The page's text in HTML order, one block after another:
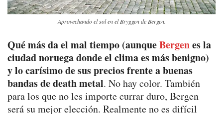
Aprovechando el sol en el Bryggen de Bergen.
Qué más da el mal tiempo (aunqueBergenes la
ciudad noruega donde el clima es más benigno)
y lo carísimo de sus precios frente a buenas
bandas de death metal. No hay color. También
para los que no les importe currar duro, Bergen
será su mejor elección. Realmente no es difícil